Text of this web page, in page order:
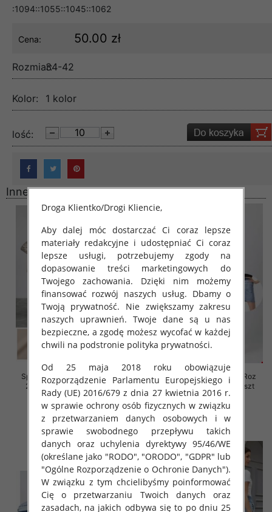
:1094::1055::1045::1062
Cena: 50.00 zł
Rozmiar:34-42
Kolor: 1 kolor
lość:
Inne produkty
Spódnice damskie Roz M/L-XL-
2XL, Mix Kolor Paczka 12 szt
24.00 zł
szczegóły
Spódnice damskie jeansy Roz
XS-XL, 1 Kolor Paczka 12 szt
47.00 zł
szczegóły
Droga Klientko/Drogi Kliencie,
Aby dalej móc dostarczać Ci coraz lepsze
materiały redakcyjne i udostępniać Ci coraz
lepsze usługi, potrzebujemy zgody na
dopasowanie treści marketingowych do
Twojego zachowania. Dzięki nim możemy
finansować rozwój naszych usług. Dbamy o
Twoją prywatność. Nie zwiększamy zakresu
naszych uprawnień. Twoje dane są u nas
bezpieczne, a zgodę możesz wycofać w każdej
chwili na podstronie polityka prywatności.
Od 25 maja 2018 roku obowiązuje
Rozporządzenie Parlamentu Europejskiego i
Rady (UE) 2016/679 z dnia 27 kwietnia 2016 r.
w sprawie ochrony osób fizycznych w związku
z przetwarzaniem danych osobowych i w
sprawie swobodnego przepływu takich
danych oraz uchylenia dyrektywy 95/46/WE
(określane jako "RODO", "ORODO", "GDPR" lub
"Ogólne Rozporządzenie o Ochronie Danych").
W związku z tym chcielibyśmy poinformować
Cię o przetwarzaniu Twoich danych oraz
zasadach, na jakich odbywa się to po dniu 25